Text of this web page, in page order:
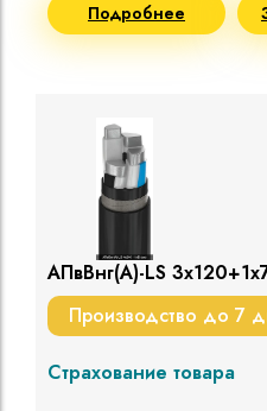
Подробнее
АПвВнг(A)-LS
Производство до 7
Страхование товара